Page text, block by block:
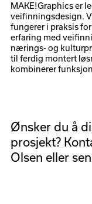
MAKE!Graphics er
veifinningsdesign.
fungerer i praksis
erfaring med
nærings- og
til ferdig montert
kombinerer
Ønsker du å
prosjekt?
Olsen eller